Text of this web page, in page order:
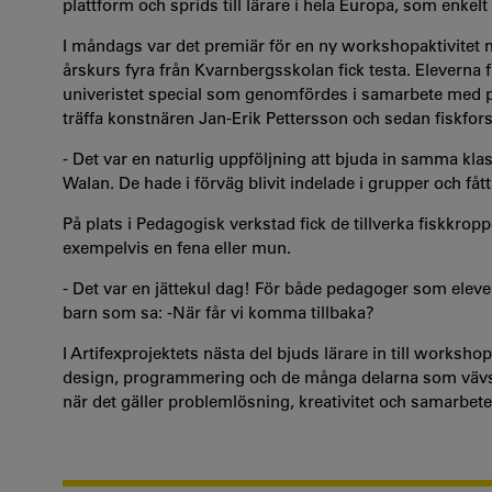
plattform och sprids till lärare i hela Europa, som
I måndags var det premiär för en ny workshopaktivitet
årskurs fyra från Kvarnbergsskolan fick testa. Eleverna
univeristet special som genomfördes i samarbete med
träffa konstnären Jan-Erik Pettersson och sedan
- Det var en naturlig uppföljning att bjuda in samma
Walan. De hade i förväg blivit indelade i grupper och
På plats i Pedagogisk verkstad fick de tillverka
exempelvis en fena eller mun.
- Det var en jättekul dag! För både pedagoger som
barn som sa: -När får vi komma tillbaka?
I Artifexprojektets nästa del bjuds lärare in till
design, programmering och de många delarna som
när det gäller problemlösning, kreativitet och